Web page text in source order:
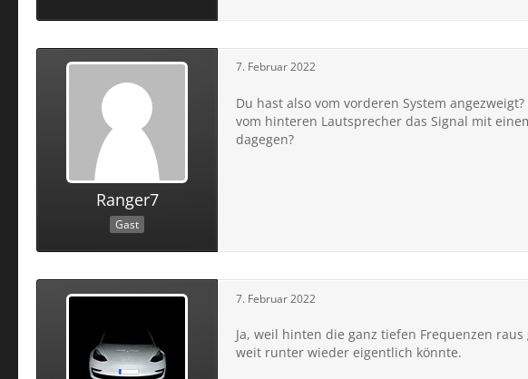
Ranger7
Gast
7. Februar 2022
Du hast also vom vorderen System
vom hinteren Lautsprecher das Signal mit
dagegen?
7. Februar 2022
Ja, weil hinten die ganz tiefen Frequenzen
weit runter wieder eigentlich könnte.